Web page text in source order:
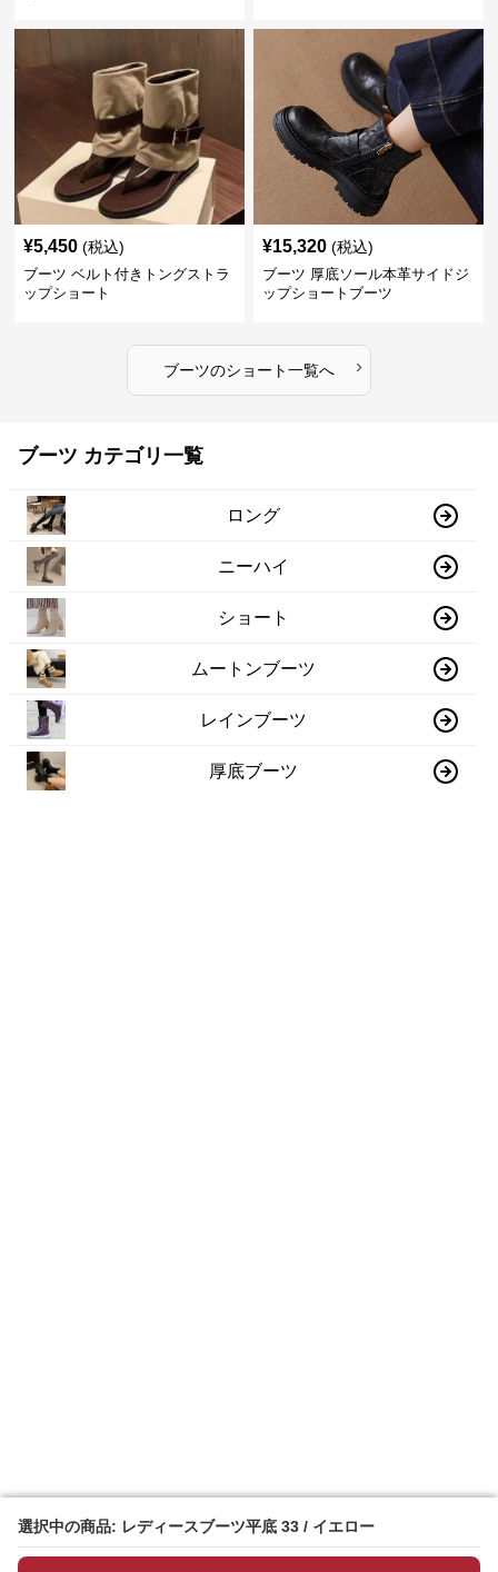
選択中の商品: レディースブーツ平底 33 / イエロー
選択中の商品: レディースブーツ平底 33 / イエロー
¥5,450 (税込)
ブーツ ベルト付きトングストラ
ップショート
¥15,320 (税込)
ブーツ 厚底ソール本革サイドジ
ップショートブーツ
ブーツのショート一覧へ ›
ブーツ カテゴリ一覧
ロング
ニーハイ
ショート
ムートンブーツ
レインブーツ
厚底ブーツ